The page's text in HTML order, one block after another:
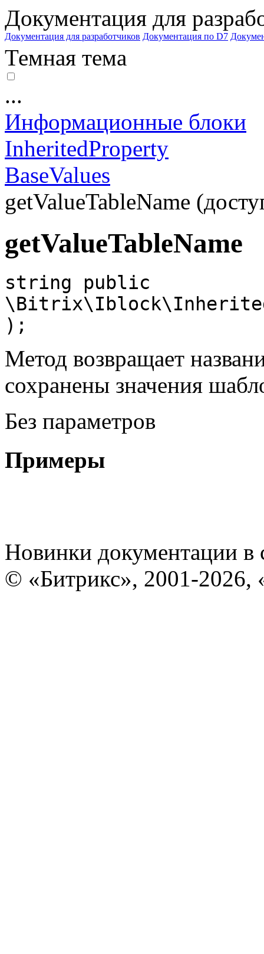
Документация для
Документация для разработчиков Документация по D7
Темная тема
...
Информационные блоки
InheritedProperty
BaseValues
getValueTableName
getValueTableName
string public
);
Метод возвращает
сохранены значения
Без параметров
Примеры
Новинки документации в
© «Битрикс», 2001-2026,